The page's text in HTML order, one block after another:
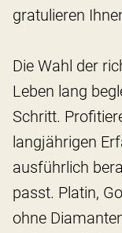
gratulieren
Die Wahl der
Leben lang
Schritt.
langjährigen
ausführlich
passt. Platin,
ohne